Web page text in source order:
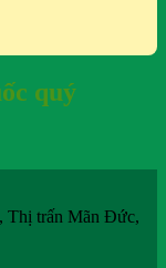
quý
Thị trấn Mãn Đức,